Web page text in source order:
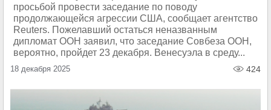
просьбой провести заседание по поводу
продолжающейся агрессии США, сообщает агентство
Reuters. Пожелавший остаться неназванным
дипломат ООН заявил, что заседание Совбеза ООН,
вероятно, пройдет 23 декабря. Венесуэла в среду...
18 декабря 2025 424